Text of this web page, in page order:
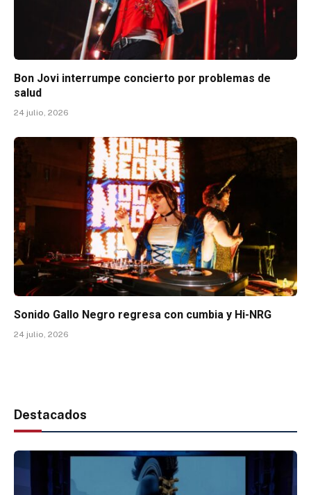
Bon Jovi interrumpe concierto por problemas de
salud
24 julio, 2026
Sonido Gallo Negro regresa con cumbia y Hi-NRG
24 julio, 2026
Destacados